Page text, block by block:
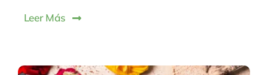
Leer Más